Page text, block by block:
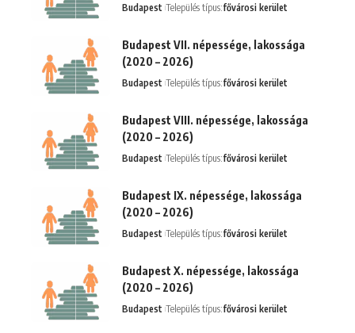
Budapest Település típus:fővárosi kerület
Budapest VII. népessége, lakossága
(2020 – 2026)
Budapest Település típus:fővárosi kerület
Budapest VIII. népessége, lakossága
(2020 – 2026)
Budapest Település típus:fővárosi kerület
Budapest IX. népessége, lakossága
(2020 – 2026)
Budapest Település típus:fővárosi kerület
Budapest X. népessége, lakossága
(2020 – 2026)
Budapest Település típus:fővárosi kerület